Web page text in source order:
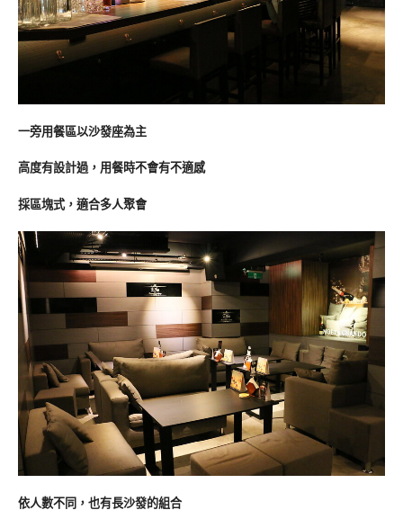
一旁用餐區以沙發座為主
高度有設計過，用餐時不會有不適感
採區塊式，適合多人聚會
依人數不同，也有長沙發的組合